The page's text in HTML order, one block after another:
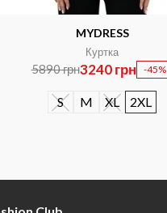
MYDRESS
Куртка
5890 грн3240 грн -45%
S M XL 2XL